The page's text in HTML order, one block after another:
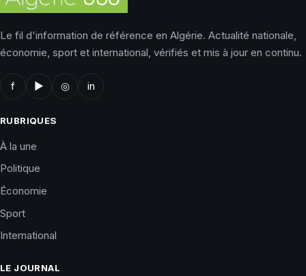
Le fil d'information de référence en Algérie. Actualité nationale,
économie, sport et international, vérifiés et mis à jour en continu.
f ▶ ◎ in
RUBRIQUES
À la une
Politique
Économie
Sport
International
LE JOURNAL